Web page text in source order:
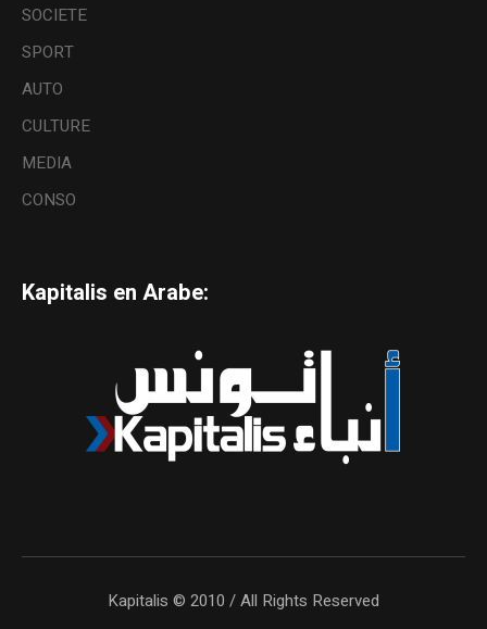
SOCIETE
SPORT
AUTO
CULTURE
MEDIA
CONSO
Kapitalis en Arabe:
Kapitalis © 2010 / All Rights Reserved